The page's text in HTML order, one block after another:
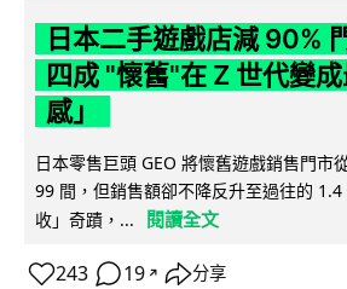
日本二手遊戲店減 90%
四成 "懷舊"在 Z 世代變
感」
日本零售巨頭 GEO 將懷舊遊戲銷售門市
99 間，但銷售額卻不降反升至過往的
收」奇蹟，...
閱讀全文
243 19 ↗ 分享